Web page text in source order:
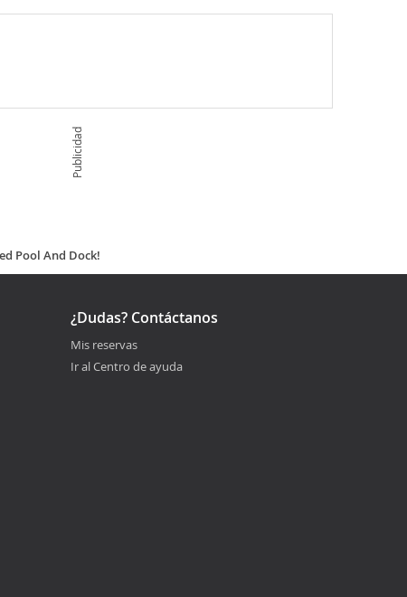
Publicidad
Pool And Dock!
¿Dudas? Contáctanos
Mis reservas
Ir al Centro de ayuda